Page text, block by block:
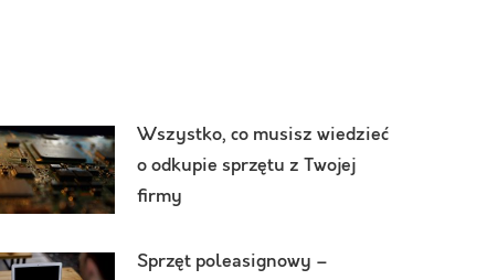
Wszystko, co musisz wiedzieć
o odkupie sprzętu z Twojej
firmy
Sprzęt poleasignowy –